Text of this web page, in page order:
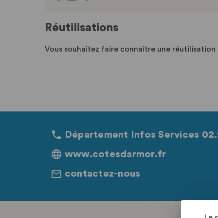
Réutilisations
Vous souhaitez faire connaitre une
Département Infos Services
www.cotesdarmor.fr
contactez-nous